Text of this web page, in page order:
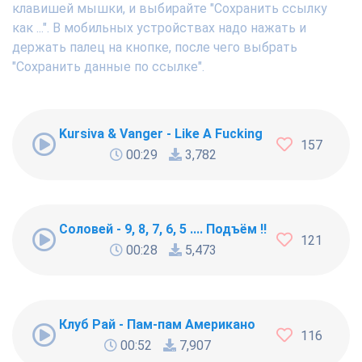
клавишей мышки, и выбирайте "Сохранить ссылку
как ...". В мобильных устройствах надо нажать и
держать палец на кнопке, после чего выбрать
"Сохранить данные по ссылке".
Kursiva & Vanger - Like A Fucking Newbie
00:29
3,782
157
Соловей - 9, 8, 7, 6, 5 .... Подъём !!!
00:28
5,473
121
Клуб Рай - Пам-пам Американо
00:52
7,907
116